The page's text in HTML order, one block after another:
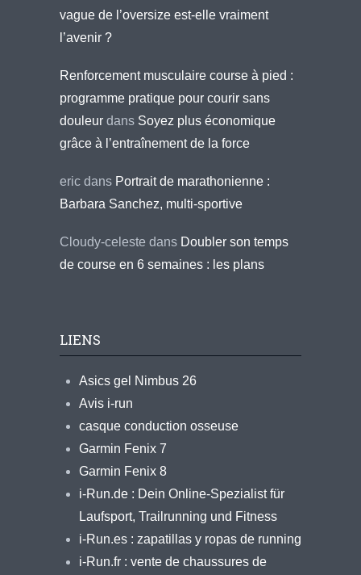
vague de l’oversize est-elle vraiment
l’avenir ?
Renforcement musculaire course à pied :
programme pratique pour courir sans
douleur dans Soyez plus économique
grâce à l’entraînement de la force
eric dans Portrait de marathonienne :
Barbara Sanchez, multi-sportive
Cloudy-celeste dans Doubler son temps
de course en 6 semaines : les plans
LIENS
Asics gel Nimbus 26
Avis i-run
casque conduction osseuse
Garmin Fenix 7
Garmin Fenix 8
i-Run.de : Dein Online-Spezialist für
Laufsport, Trailrunning und Fitness
i-Run.es : zapatillas y ropas de running
i-Run.fr : vente de chaussures de